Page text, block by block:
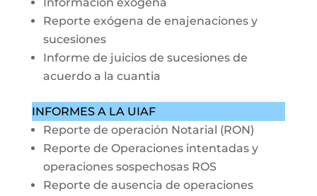
Informacion exógena
Reporte exógena de enajenaciones y
sucesiones
Informe de juicios de sucesiones de
acuerdo a la cuantia
INFORMES A LA UIAF
Reporte de operación Notarial (RON)
Reporte de Operaciones intentadas y
operaciones sospechosas ROS
Reporte de ausencia de operaciones